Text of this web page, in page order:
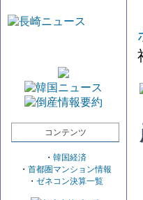
コンテンツ
・ 韓国経済
・ 首都圏マンション情報
・ ゼネコン決算一覧